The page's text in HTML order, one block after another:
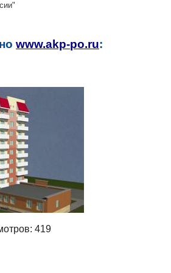
www.akp-po.ru:
419